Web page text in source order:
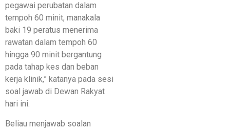
pegawai perubatan dalam
tempoh 60 minit, manakala
baki 19 peratus menerima
rawatan dalam tempoh 60
hingga 90 minit bergantung
pada tahap kes dan beban
kerja klinik,” katanya pada sesi
soal jawab di Dewan Rakyat
hari ini.
Beliau menjawab soalan